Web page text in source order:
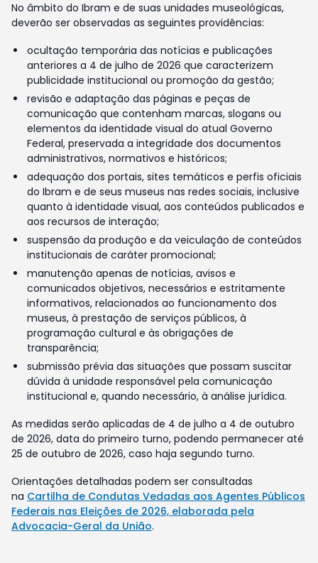
No âmbito do Ibram e de suas unidades museológicas,
deverão ser observadas as seguintes providências:
ocultação temporária das notícias e publicações
anteriores a 4 de julho de 2026 que caracterizem
publicidade institucional ou promoção da gestão;
revisão e adaptação das páginas e peças de
comunicação que contenham marcas, slogans ou
elementos da identidade visual do atual Governo
Federal, preservada a integridade dos documentos
administrativos, normativos e históricos;
adequação dos portais, sites temáticos e perfis oficiais
do Ibram e de seus museus nas redes sociais, inclusive
quanto à identidade visual, aos conteúdos publicados e
aos recursos de interação;
suspensão da produção e da veiculação de conteúdos
institucionais de caráter promocional;
manutenção apenas de notícias, avisos e
comunicados objetivos, necessários e estritamente
informativos, relacionados ao funcionamento dos
museus, à prestação de serviços públicos, à
programação cultural e às obrigações de
transparência;
submissão prévia das situações que possam suscitar
dúvida à unidade responsável pela comunicação
institucional e, quando necessário, à análise jurídica.
As medidas serão aplicadas de 4 de julho a 4 de outubro
de 2026, data do primeiro turno, podendo permanecer até
25 de outubro de 2026, caso haja segundo turno.
Orientações detalhadas podem ser consultadas
na Cartilha de Condutas Vedadas aos Agentes Públicos
Federais nas Eleições de 2026, elaborada pela
Advocacia-Geral da União.